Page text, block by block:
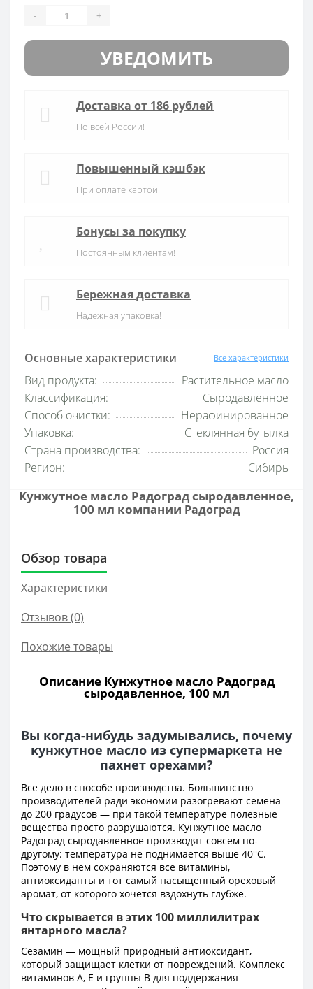
Основные характеристики Все характеристики
Вид продукта:
Растительное масло
Классификация:
Сыродавленное
Способ очистки:
Нерафинированное
Упаковка:
Стеклянная бутылка
Страна производства:
Россия
Регион:
Сибирь
- +
УВЕДОМИТЬ
Доставка от 186 рублей
По всей России!
Повышенный кэшбэк
При оплате картой!
Бонусы за покупку
Постоянным клиентам!
Бережная доставка
Надежная упаковка!
Кунжутное масло Радоград сыродавленное,
100 мл компании Радоград
Обзор товара
Характеристики
Отзывов (0)
Похожие товары
Описание Кунжутное масло Радоград
сыродавленное, 100 мл
Вы когда-нибудь задумывались, почему
кунжутное масло из супермаркета не
пахнет орехами?
Все дело в способе производства. Большинство
производителей ради экономии разогревают семена
до 200 градусов — при такой температуре полезные
вещества просто разрушаются. Кунжутное масло
Радоград сыродавленное производят совсем по-
другому: температура не поднимается выше 40°C.
Поэтому в нем сохраняются все витамины,
антиоксиданты и тот самый насыщенный ореховый
аромат, от которого хочется вздохнуть глубже.
Что скрывается в этих 100 миллилитрах
янтарного масла?
Сезамин — мощный природный антиоксидант,
который защищает клетки от повреждений. Комплекс
витаминов А, Е и группы В для поддержания